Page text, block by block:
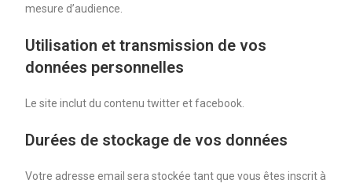
mesure d’audience.
Utilisation et transmission de vos
données personnelles
Le site inclut du contenu twitter et facebook.
Durées de stockage de vos données
Votre adresse email sera stockée tant que vous êtes inscrit à